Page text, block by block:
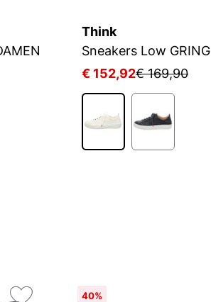
Think
Sneakers Low GRING
€ 152,92€ 169,90
40%